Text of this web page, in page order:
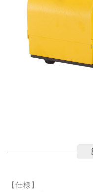
【仕様】